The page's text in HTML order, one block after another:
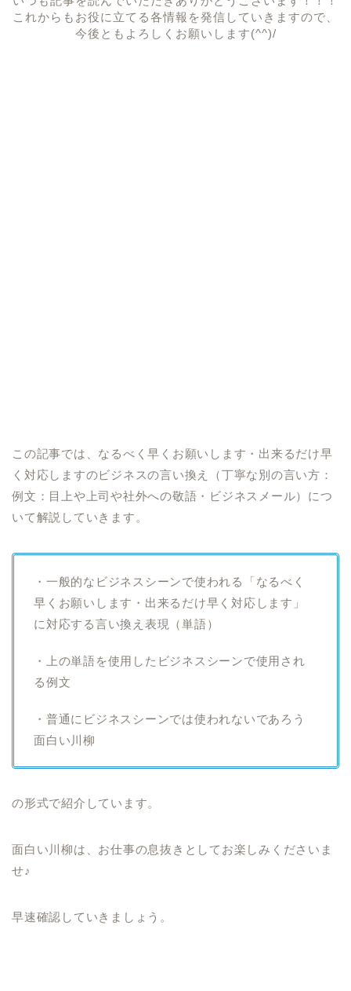
これからもお役に立てる各情報を発信していきますので、
今後ともよろしくお願いします(^^)/
この記事では、なるべく早くお願いします・出来るだけ早
く対応しますのビジネスの言い換え（丁寧な別の言い方：
例文：目上や上司や社外への敬語・ビジネスメール）につ
いて解説していきます。
・一般的なビジネスシーンで使われる「なるべく
早くお願いします・出来るだけ早く対応します」
に対応する言い換え表現（単語）
・上の単語を使用したビジネスシーンで使用され
る例文
・普通にビジネスシーンでは使われないであろう
面白い川柳
の形式で紹介しています。
面白い川柳は、お仕事の息抜きとしてお楽しみくださいま
せ♪
早速確認していきましょう。